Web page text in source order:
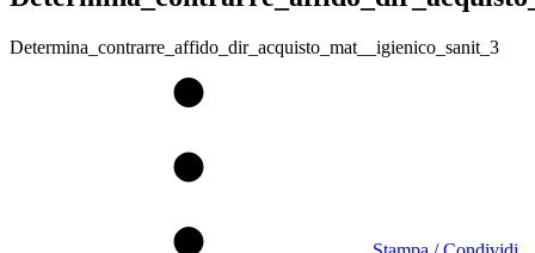
Determina_contrarre_affido_dir_acquisto_mat__igienico_sanit_3